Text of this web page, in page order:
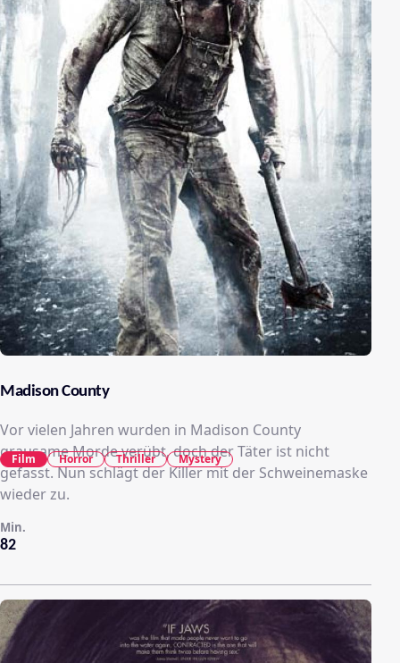
Madison County
Vor vielen Jahren wurden in Madison County
grausame Morde verübt, doch der Täter ist nicht
gefasst. Nun schlägt der Killer mit der Schweinemaske
wieder zu.
82
Min.
Film Horror Thriller Mystery